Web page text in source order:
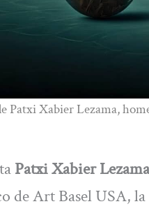
Patxi Xabier Lezama,
Patxi Xabier Lezama
de Art Basel USA, la